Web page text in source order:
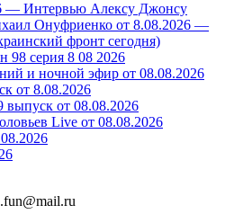
— Интервью Алексу Джонсу
Онуфриенко от 8.08.2026 —
фронт сегодня)
98 серия 8 08 2026
и ночной эфир от 08.08.2026
от 8.08.2026
выпуск от 08.08.2026
Live от 08.08.2026